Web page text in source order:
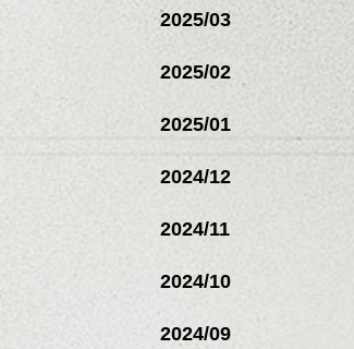
2025/03
2025/02
2025/01
2024/12
2024/11
2024/10
2024/09